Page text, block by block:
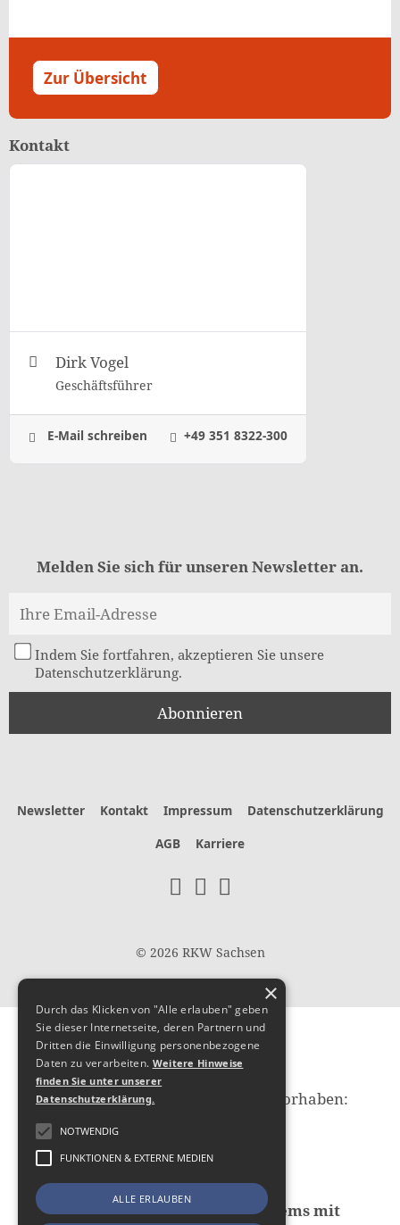
Zur Übersicht
Kontakt
Dirk Vogel
Geschäftsführer
E-Mail schreiben +49 351 8322-300
Melden Sie sich für unseren Newsletter an.
Indem Sie fortfahren, akzeptieren Sie unsere
Datenschutzerklärung.
Newsletter Kontakt Impressum
Datenschutzerklärung
AGB
Karriere
© 2026 RKW Sachsen
Hier
fördert die Europäische Union das Vorhaben:
Transformationsprojekt,
Geschäftsprozess/Organisation:
Nachhaltige Erhöhung des
Digitalisierungsniveaus durch
Implementierung eines CRM-Systems mit
×
Durch das Klicken von "Alle erlauben" geben
Sie dieser Internetseite, deren Partnern und
Dritten die Einwilligung personenbezogene
Daten zu verarbeiten. Weitere Hinweise
finden Sie unter unserer
Datenschutzerklärung.
NOTWENDIG
FUNKTIONEN & EXTERNE MEDIEN
ALLE ERLAUBEN